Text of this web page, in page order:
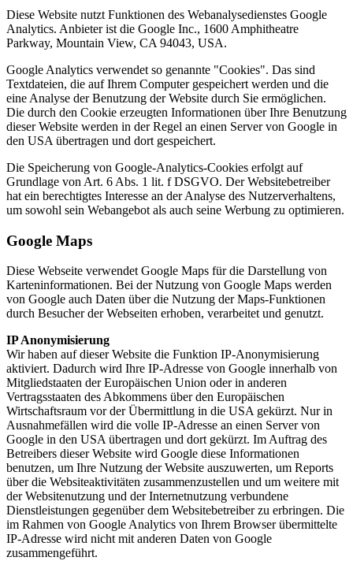
Diese Website nutzt Funktionen des Webanalysedienstes Google
Analytics. Anbieter ist die Google Inc., 1600 Amphitheatre
Parkway, Mountain View, CA 94043, USA.
Google Analytics verwendet so genannte "Cookies". Das sind
Textdateien, die auf Ihrem Computer gespeichert werden und die
eine Analyse der Benutzung der Website durch Sie ermöglichen.
Die durch den Cookie erzeugten Informationen über Ihre Benutzung
dieser Website werden in der Regel an einen Server von Google in
den USA übertragen und dort gespeichert.
Die Speicherung von Google-Analytics-Cookies erfolgt auf
Grundlage von Art. 6 Abs. 1 lit. f DSGVO. Der Websitebetreiber
hat ein berechtigtes Interesse an der Analyse des Nutzerverhaltens,
um sowohl sein Webangebot als auch seine Werbung zu optimieren.
Google Maps
Diese Webseite verwendet Google Maps für die Darstellung von
Karteninformationen. Bei der Nutzung von Google Maps werden
von Google auch Daten über die Nutzung der Maps-Funktionen
durch Besucher der Webseiten erhoben, verarbeitet und genutzt.
IP Anonymisierung
Wir haben auf dieser Website die Funktion IP-Anonymisierung
aktiviert. Dadurch wird Ihre IP-Adresse von Google innerhalb von
Mitgliedstaaten der Europäischen Union oder in anderen
Vertragsstaaten des Abkommens über den Europäischen
Wirtschaftsraum vor der Übermittlung in die USA gekürzt. Nur in
Ausnahmefällen wird die volle IP-Adresse an einen Server von
Google in den USA übertragen und dort gekürzt. Im Auftrag des
Betreibers dieser Website wird Google diese Informationen
benutzen, um Ihre Nutzung der Website auszuwerten, um Reports
über die Websiteaktivitäten zusammenzustellen und um weitere mit
der Websitenutzung und der Internetnutzung verbundene
Dienstleistungen gegenüber dem Websitebetreiber zu erbringen. Die
im Rahmen von Google Analytics von Ihrem Browser übermittelte
IP-Adresse wird nicht mit anderen Daten von Google
zusammengeführt.